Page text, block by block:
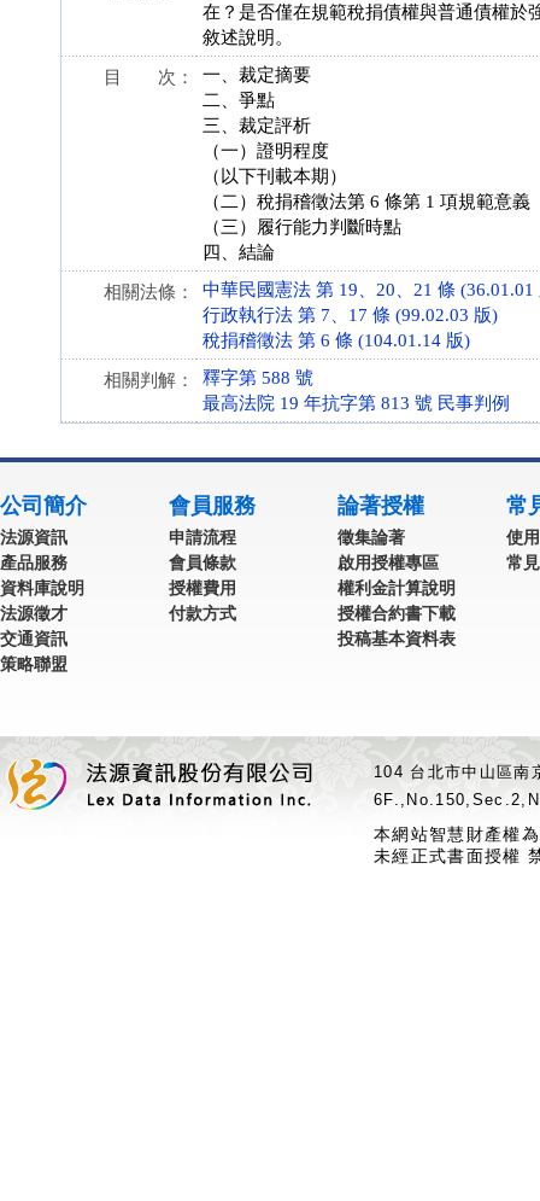
在？是否僅在規範稅捐債權與普通債權於
敘述說明。
目 次：
一、裁定摘要
二、爭點
三、裁定評析
（一）證明程度
（以下刊載本期）
（二）稅捐稽徵法第 6 條第 1 項規範意義
（三）履行能力判斷時點
四、結論
相關法條：
中華民國憲法 第 19、20、21 條 (36.01.01
行政執行法 第 7、17 條 (99.02.03 版)
稅捐稽徵法 第 6 條 (104.01.14 版)
相關判解：
釋字第 588 號
最高法院 19 年抗字第 813 號 民事判例
公司簡介
法源資訊
產品服務
資料庫說明
法源徵才
交通資訊
策略聯盟
會員服務
申請流程
會員條款
授權費用
付款方式
論著授權
徵集論著
啟用授權專區
權利金計算說明
授權合約書下載
投稿基本資料表
常
使
常
104 台北市中山區
本網站智慧財產權
未經正式書面授權